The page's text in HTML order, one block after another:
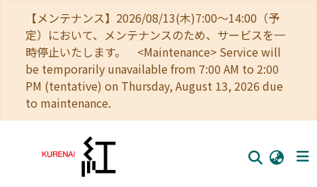
【メンテナンス】2026/08/13(木)7:00～14:00（予
定）において、メンテナンスのため、サービスを一
時停止いたします。 <Maintenance> Service will
be temporarily unavailable from 7:00 AM to 2:00
PM (tentative) on Thursday, August 13, 2026 due
to maintenance.